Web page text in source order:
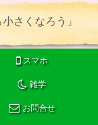
さくなろう」
スマホ
雑学
お問合せ